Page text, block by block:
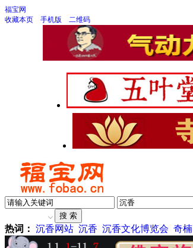
福宝网
收藏本页
手机版 二维码
热词： 沉香网站 沉香 沉香文化博览会 奇楠